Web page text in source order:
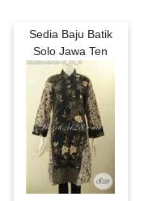
Sedia Baju Batik
Solo Jawa Ten